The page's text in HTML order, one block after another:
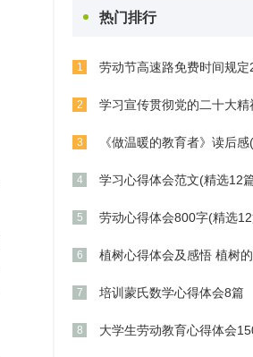
热门排行
1 劳动节高速路免费时间规定
2
3
4 学习心得体会范文(精选12
5 劳动心得体会800字(精选
6
7 培训蒙氏数学心得体会8篇
8